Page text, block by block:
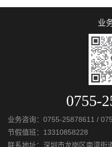
业
0755-
业务咨询： 0755-25878611 /
节假值班： 13310858228
联系地址：深圳市龙岗区南湾街